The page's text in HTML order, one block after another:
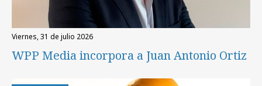
viernes, 31 de julio 2026
WPP Media incorpora a Juan Antonio Ortiz